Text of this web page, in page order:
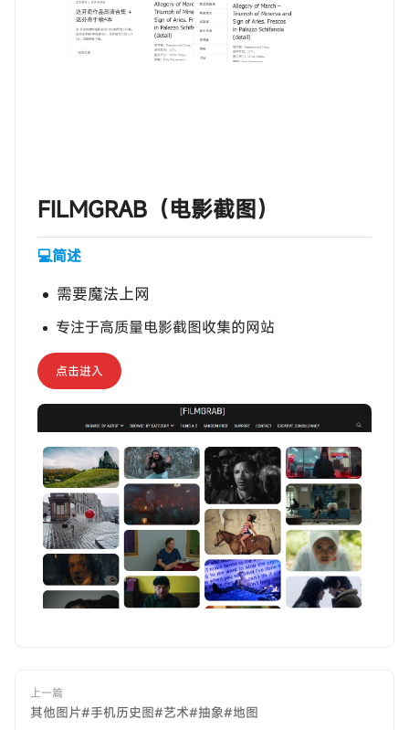
‎‎‎‎‎‎‎FILMGRAB（电影截图）
💻简述
需要魔法上网
专注于高质量电影截图收集的网站
点击进入
上一篇
其他图片#手机历史图#艺术#抽象#地图